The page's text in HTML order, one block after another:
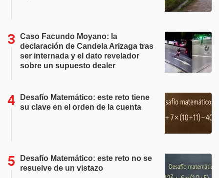
Caso Facundo Moyano: la
declaración de Candela Arizaga tras
ser internada y el dato revelador
sobre un supuesto dealer
Desafío Matemático: este reto tiene
su clave en el orden de la cuenta
Desafío Matemático: este reto no se
resuelve de un vistazo